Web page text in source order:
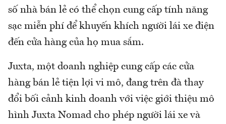
số nhà bán lẻ có thể chọn cung cấp tính năng
sạc miễn phí để khuyến khích người lái xe điện
đến cửa hàng của họ mua sắm.
Juxta, một doanh nghiệp cung cấp các cửa
hàng bán lẻ tiện lợi vi mô, đang trên đà thay
đổi bối cảnh kinh doanh với việc giới thiệu mô
hình Juxta Nomad cho phép người lái xe và